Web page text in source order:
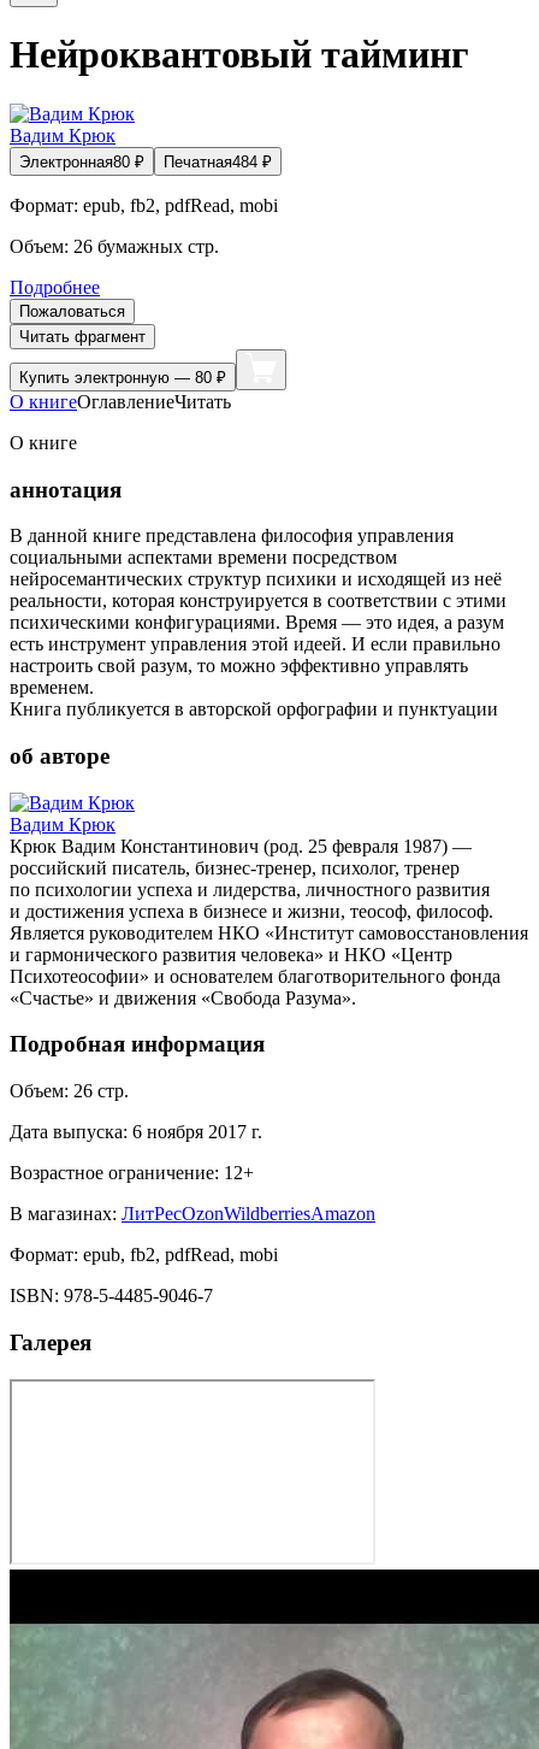
Нейроквантовый тайминг
Вадим Крюк
Электронная80 ₽ Печатная484 ₽
Формат: epub, fb2, pdfRead, mobi
Объем: 26 бумажных стр.
Подробнее
Пожаловаться
Читать фрагмент
Купить электронную — 80 ₽
О книгеОглавлениеЧитать
О книге
аннотация
В данной книге представлена философия управления
социальными аспектами времени посредством
нейросемантических структур психики и исходящей из неё
реальности, которая конструируется в соответствии с этими
психическими конфигурациями. Время — это идея, а разум
есть инструмент управления этой идеей. И если правильно
настроить свой разум, то можно эффективно управлять
временем.
Книга публикуется в авторской орфографии и пунктуации
об авторе
Вадим Крюк
Крюк Вадим Константинович (род. 25 февраля 1987) —
российский писатель, бизнес-тренер, психолог, тренер
по психологии успеха и лидерства, личностного развития
и достижения успеха в бизнесе и жизни, теософ, философ.
Является руководителем НКО «Институт самовосстановления
и гармонического развития человека» и НКО «Центр
Психотеософии» и основателем благотворительного фонда
«Счастье» и движения «Свобода Разума».
Подробная информация
Объем: 26 стр.
Дата выпуска: 6 ноября 2017 г.
Возрастное ограничение: 12+
В магазинах: ЛитРесOzonWildberriesAmazon
Формат: epub, fb2, pdfRead, mobi
ISBN: 978-5-4485-9046-7
Галерея